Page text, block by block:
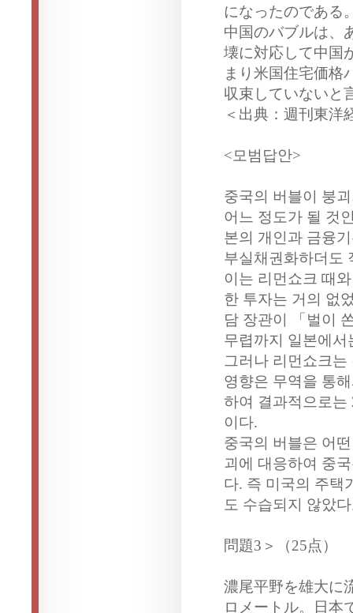
になったのである
中国のバブルは、
壊に対応して中国
まり米国住宅価格
収束していないと
＜出典：週刊東洋
<모범답안>
중국의 버블이 붕
어느 정도가 될 것
본의 개인과 금융
부실채권화하더도
이는 리먼쇼크 때
한 투자는 거의 없
담 장관이 「벌이
무렵까지 일본에
그러나 리먼쇼크
영향은 무역을 통
하여 결과적으로는
이다.
중국의 버블은 어
괴에 대응하여 중
다. 즉 미국의 주택
도 수습되지 않았
問題3＞（25点）
濃尾平野を雄大に
ロメートル。日本